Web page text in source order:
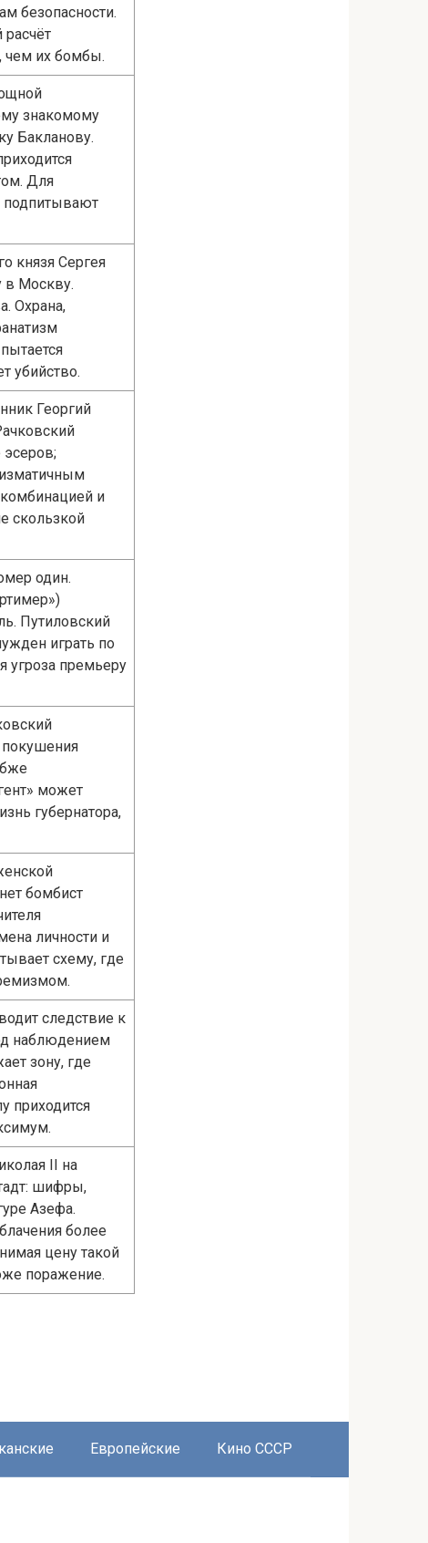
безопасности.
чем их бомбы.
знакомому
Бакланову.
Для
подпитывают
князя Сергея
в Москву.
Охрана,
убийство.
Георгий
эсеров;
и
скользкой
один.
Путиловский
играть по
угроза премьеру
может
губернатора,
бомбист
личности и
схему, где
следствие к
наблюдением
зону, где
приходится
II на
шифры,
Азефа.
более
цену такой
поражение.
Европейские Кино СССР